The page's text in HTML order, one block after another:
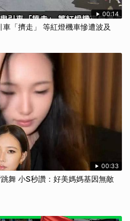
00:14
「擠走」 等紅燈機車慘遭波及
00:33
舞 小S秒讚：好美媽媽基因無敵